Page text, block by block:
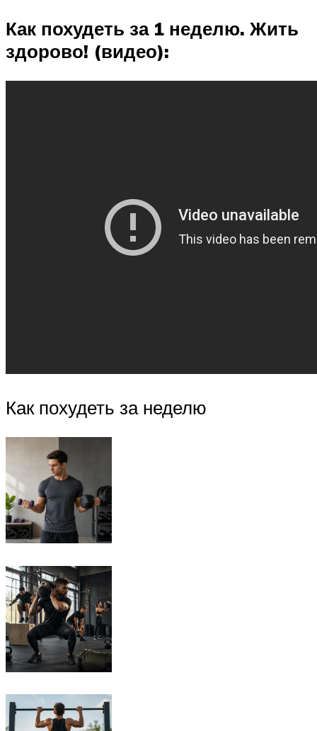
Как похудеть за 1 неделю. Жить
здорово! (видео):
Как похудеть за неделю